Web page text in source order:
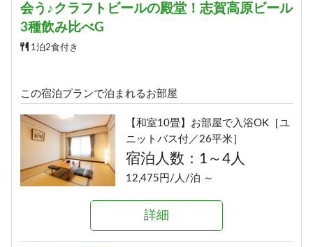
会う♪クラフトビールの殿堂！志賀高原ビール
3種飲み比べG
1泊2食付き
この宿泊プランで泊まれるお部屋
【和室10畳】お部屋で入浴OK［ユ
ニットバス付／26平米］
宿泊人数：1～4人
12,475円/人/泊 ～
詳細